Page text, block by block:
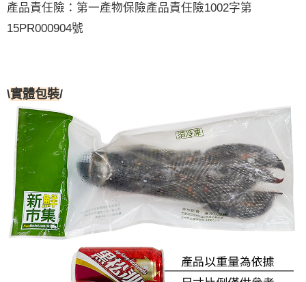
產品責任險：第一產物保險產品責任險1002字第
15PR000904號
\實體包裝/